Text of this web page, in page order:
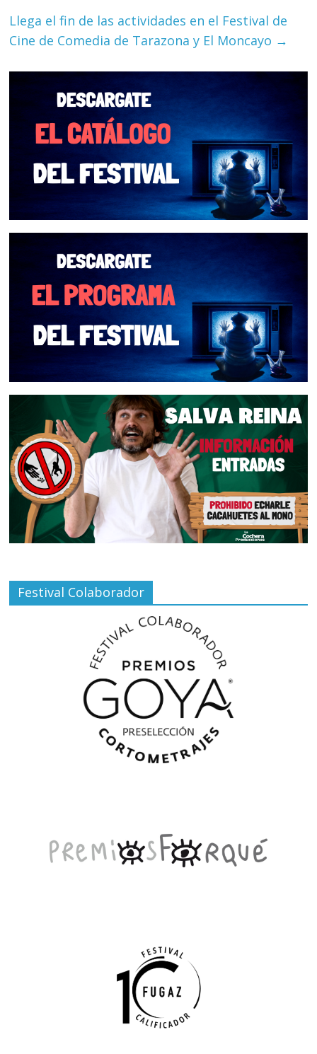
Llega el fin de las actividades en el Festival de
Cine de Comedia de Tarazona y El Moncayo →
Festival Colaborador